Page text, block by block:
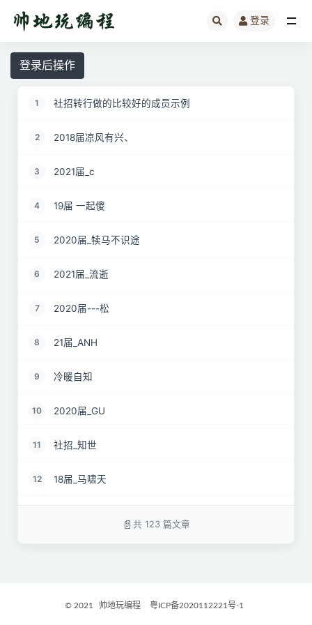
登录
登录后操作
1 社招转行做的比较好的成员示例
2 2018届凉风有兴、
3 2021届_c
4 19届 一起傻
5 2020届_犊马不识途
6 2021届_流逝
7 2020届---松
8 21届_ANH
9 冷暖自知
10 2020届_GU
11 社招_知世
12 18届_马啸天
共 123 篇文章
© 2021 帅地玩编程 粤ICP备2020112221号-1